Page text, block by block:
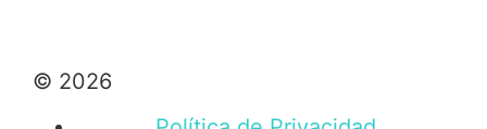
© 2026